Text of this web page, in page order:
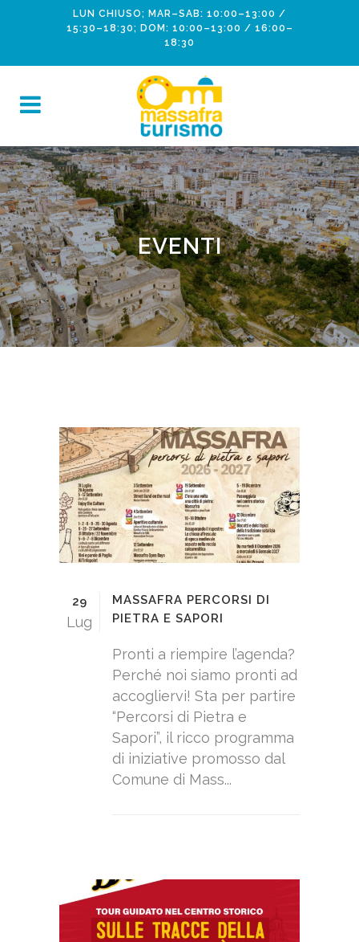
LUN CHIUSO; MAR–SAB: 10:00–13:00 /
15:30–18:30; DOM: 10:00–13:00 / 16:00–
18:30
EVENTI
29
Lug
MASSAFRA PERCORSI DI
PIETRA E SAPORI
Pronti a riempire l’agenda?
Perché noi siamo pronti ad
accogliervi! Sta per partire
“Percorsi di Pietra e
Sapori”, il ricco programma
di iniziative promosso dal
Comune di Mass...